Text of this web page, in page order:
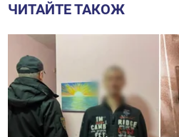
ЧИТАЙТЕ ТАКОЖ